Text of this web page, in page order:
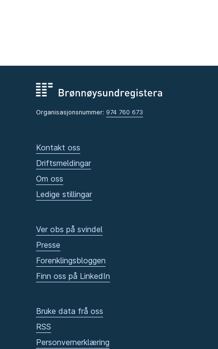
Organisasjonsnummer: 974 760 673
Kontakt oss
Driftsmeldingar
Om oss
Ledige stillingar
Ver obs på svindel
Presse
Forenklingsbloggen
Finn oss på LinkedIn
Bruke data frå oss
RSS
Personvernerklæring